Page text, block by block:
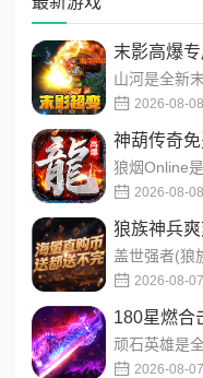
配合每日赠送的充
小投入即可获得大
列。
不同于传统挂机服
专属碧涛攻速剧情
心；
装备系统丰富，‌多
强；
地图多样，BOSS
在线。
末影高爆
2026-08-08
神葫传奇
2026-08-08
狼族神兵
2026-08-07
180星燃合
2026-08-07